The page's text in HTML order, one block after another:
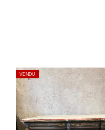
VENDU